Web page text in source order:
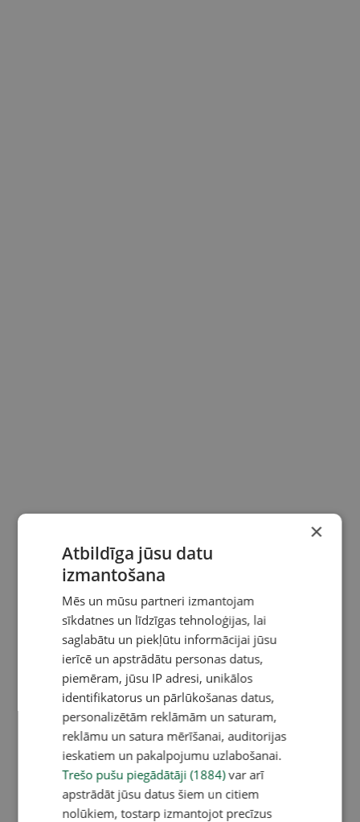
×
Atbildīga jūsu datu
izmantošana
Mēs un mūsu partneri izmantojam
sīkdatnes un līdzīgas tehnoloģijas, lai
saglabātu un piekļūtu informācijai jūsu
ierīcē un apstrādātu personas datus,
piemēram, jūsu IP adresi, unikālos
identifikatorus un pārlūkošanas datus,
personalizētām reklāmām un saturam,
reklāmu un satura mērīšanai, auditorijas
ieskatiem un pakalpojumu uzlabošanai.
Trešo pušu piegādātāji (1884)var arī
apstrādāt jūsu datus šiem un citiem
nolūkiem, tostarp izmantojot precīzus